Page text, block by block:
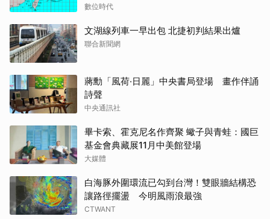
數位時代
文湖線列車一早出包 北捷初判結果出爐
聯合新聞網
蔣勳「風荷‧日麗」中央書局登場 畫作伴誦
詩聲
中央通訊社
畢卡索、霍克尼名作齊聚 蠍子與青蛙：國巨
基金會典藏展11月中美館登場
大媒體
白海豚外圍環流已勾到台灣！雙眼牆結構恐
讓路徑擺盪 今明風雨浪最強
CTWANT